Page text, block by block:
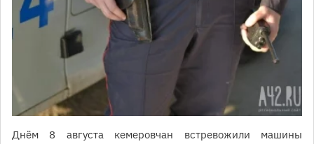
Днём 8 августа кемеровчан встревожили машины